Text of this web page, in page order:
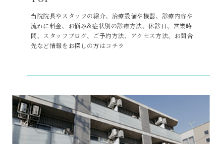
当院院長やスタッフの紹介、治療設備や機器、診療内容や
流れに料金、お悩み&症状別の診療方法、休診日、営業時
間、スタッフブログ、ご予約方法、アクセス方法、お問合
先など情報をお探しの方はコチラ